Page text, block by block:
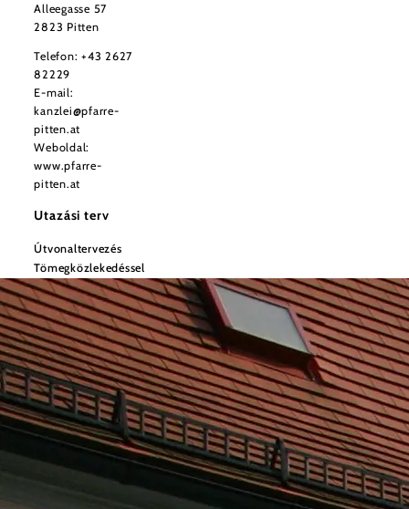
Alleegasse 57
2823 Pitten
Telefon:+43 2627
82229
E-mail:
kanzlei@pfarre-
pitten.at
Weboldal:
www.pfarre-
pitten.at
Utazási terv
Útvonaltervezés
Tömegközlekedéssel